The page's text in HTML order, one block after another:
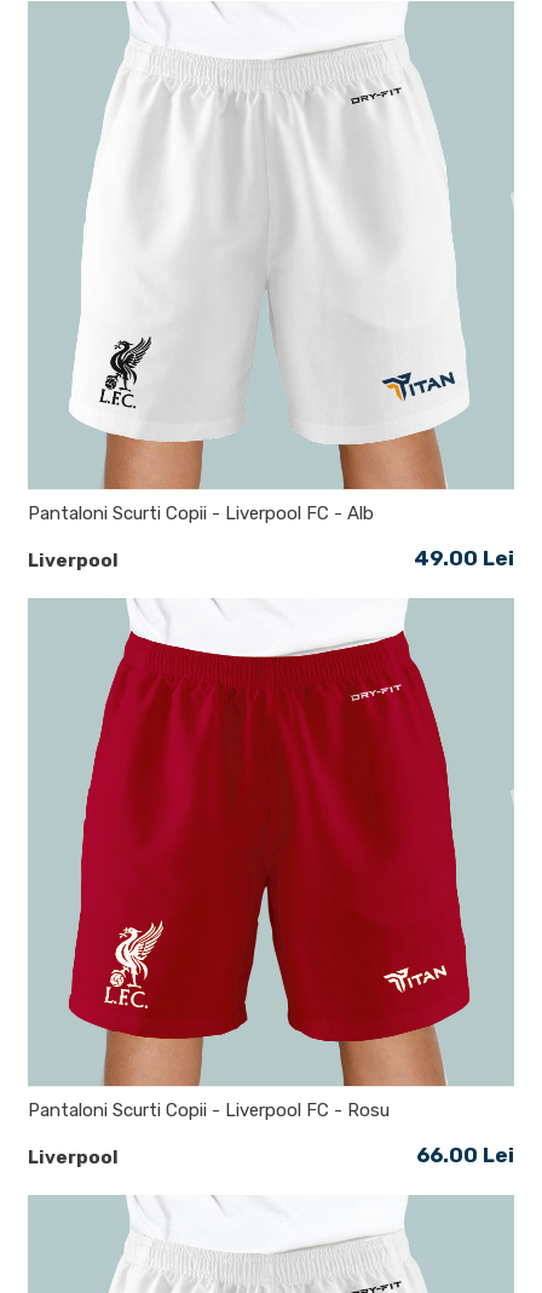
Liverpool
Pantaloni Scurti Copii - Liverpool FC - Alb
49.00 Lei
Liverpool
Pantaloni Scurti Copii - Liverpool FC - Rosu
66.00 Lei